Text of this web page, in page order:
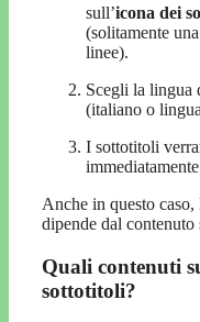
sull’icona dei
(solitamente
linee).
Scegli la lingua
(italiano o
I sottotitoli
Anche in questo
dipende dal contenuto
Quali contenuti
sottotitoli?